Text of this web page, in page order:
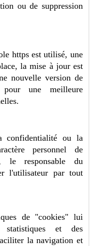
ou de suppression
https est utilisé, une
la mise à jour est
nouvelle version de
une meilleure
confidentialité ou la
personnel de
le responsable du
l'utilisateur par tout
de "cookies" lui
et des
la navigation et